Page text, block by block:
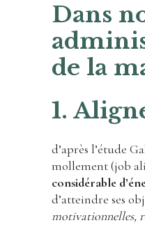
Dans
de la
1.
d’après l’étude
mollement (job
considérable
d’atteindre ses
motivationnelles,